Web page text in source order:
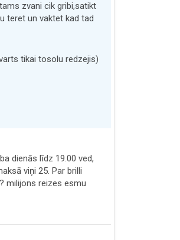
zvani cik gribi,satikt
teret un vaktet kad tad
tikai tosolu redzejis)
dienās līdz 19.00 ved,
viņi 25. Par brilli
milijons reizes esmu